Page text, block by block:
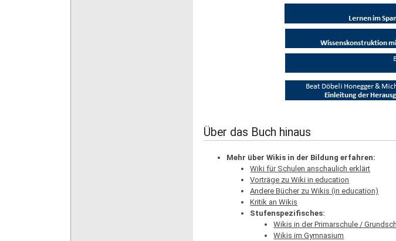
Über das Buch hinaus
Mehr über Wikis in der Bildung erfahren:
Wiki für Schulen anschaulich erklärt
Vorträge zu Wiki in education
Andere Bücher zu Wikis (in education)
Kritik an Wikis
Stufenspezifisches:
Wikis in der Primarschule /
Wikis im Gymnasium